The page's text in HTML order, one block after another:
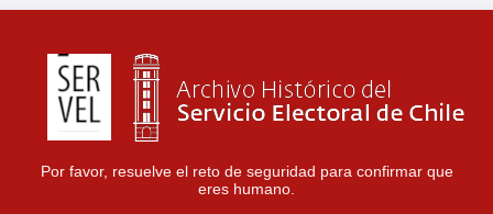
Por favor, resuelve el reto de seguridad para confirmar que
eres humano.